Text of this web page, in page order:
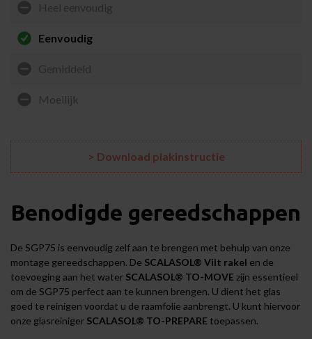
Heel eenvoudig
Eenvoudig
Gemiddeld
Moeilijk
> Download plakinstructie
Benodigde gereedschappen
De SGP75 is eenvoudig zelf aan te brengen met behulp van onze
montage gereedschappen. De SCALASOL® Vilt rakel en de
toevoeging aan het water SCALASOL® TO-MOVE zijn essentieel
om de SGP75 perfect aan te kunnen brengen. U dient het glas
goed te reinigen voordat u de raamfolie aanbrengt. U kunt hiervoor
onze glasreiniger SCALASOL® TO-PREPARE toepassen.